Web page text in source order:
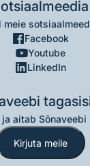
meie
Facebook
Youtube
LinkedIn
aitab Sõnaveebi
Kirjuta meile